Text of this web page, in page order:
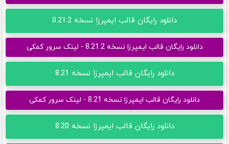
دانلود رایگان قالب ایمپرزا نسخه 8.21.2
دانلود رایگان قالب ایمپرزا نسخه 8.21.2 - لینک سرور کمکی
دانلود رایگان قالب ایمپرزا نسخه 8.21
دانلود رایگان قالب ایمپرزا نسخه 8.21 - لینک سرور کمکی
دانلود رایگان قالب ایمپرزا نسخه 8.20